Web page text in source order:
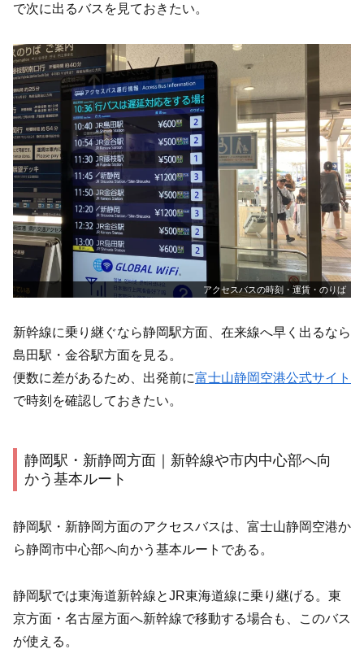
で次に出るバスを見ておきたい。
アクセスバスの時刻・運賃・のりば
新幹線に乗り継ぐなら静岡駅方面、在来線へ早く出るなら
島田駅・金谷駅方面を見る。
便数に差があるため、出発前に富士山静岡空港公式サイト
で時刻を確認しておきたい。
静岡駅・新静岡方面｜新幹線や市内中心部へ向
かう基本ルート
静岡駅・新静岡方面のアクセスバスは、富士山静岡空港か
ら静岡市中心部へ向かう基本ルートである。
静岡駅では東海道新幹線とJR東海道線に乗り継げる。東
京方面・名古屋方面へ新幹線で移動する場合も、このバス
が使える。